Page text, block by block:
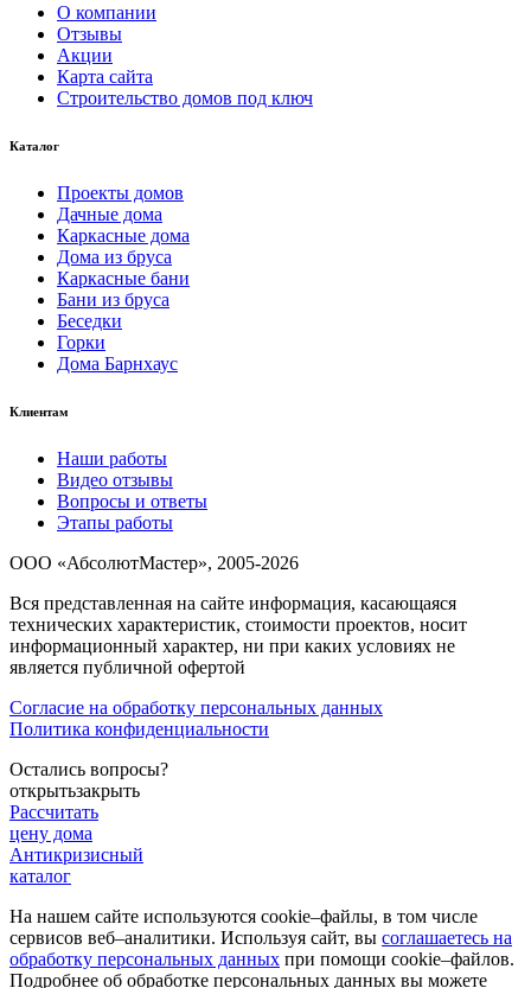
О компании
Отзывы
Акции
Карта сайта
Строительство домов под ключ
Каталог
Проекты домов
Дачные дома
Каркасные дома
Дома из бруса
Каркасные бани
Бани из бруса
Беседки
Горки
Дома Барнхаус
Клиентам
Наши работы
Видео отзывы
Вопросы и ответы
Этапы работы
ООО «АбсолютМастер», 2005-2026
Вся представленная на сайте информация, касающаяся
технических характеристик, стоимости проектов, носит
информационный характер, ни при каких условиях не
является публичной офертой
Согласие на обработку персональных данных
Политика конфиденциальности
Остались вопросы?
открытьзакрыть
Рассчитать
цену дома
Антикризисный
каталог
На нашем сайте используются cookie–файлы, в том числе
сервисов веб–аналитики. Используя сайт, вы соглашаетесь на
обработку персональных данных при помощи cookie–файлов.
Подробнее об обработке персональных данных вы можете